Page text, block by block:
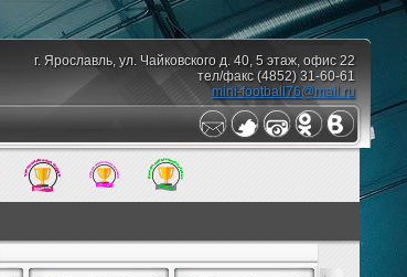
г. Ярославль, ул. Чайковского д. 40, 5 этаж, офис 22
тел/факс (4852) 31-60-61
mini-football76@mail.ru